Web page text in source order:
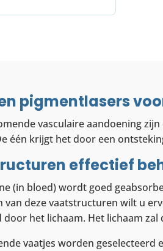
pigmentlasers
vasculaire aandoening
één krijgt het door een
effectief
(in bloed) wordt goed
van deze vaatstructuren wilt u
door het lichaam. Het lichaam
vaatjes worden